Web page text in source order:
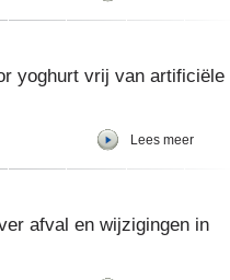
yoghurt vrij van artificiële
Lees meer
afval en wijzigingen in